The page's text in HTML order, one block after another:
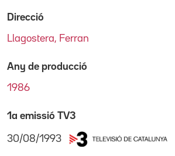
Direcció
Llagostera, Ferran
Any de producció
1986
1a emissió TV3
30/08/1993